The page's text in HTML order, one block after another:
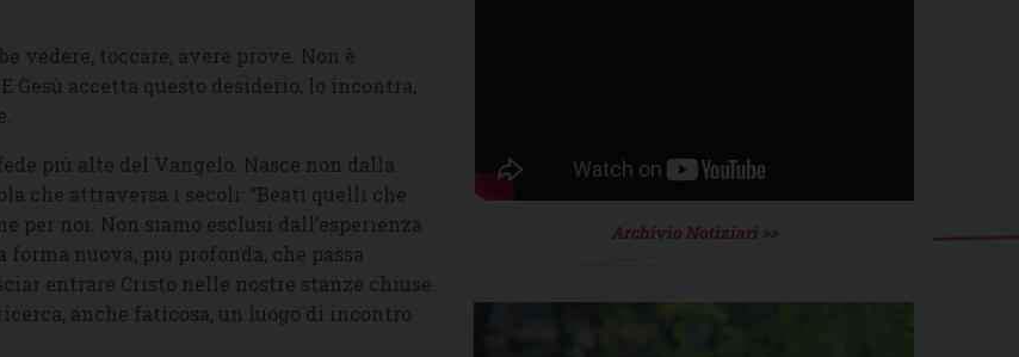
vedere, toccare, avere prove. Non è
accetta questo desiderio, lo incontra,
più alte del Vangelo. Nasce non dalla
che attraversa i secoli: “Beati quelli che
per noi. Non siamo esclusi dall’esperienza
nuova, più profonda, che passa
entrare Cristo nelle nostre stanze chiuse.
anche faticosa, un luogo di incontro
Archivio Notiziari >>